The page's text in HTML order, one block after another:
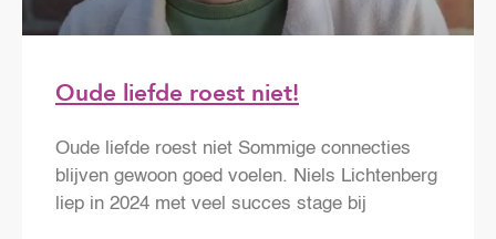
Oude liefde roest niet!
Oude liefde roest niet Sommige connecties
blijven gewoon goed voelen. Niels Lichtenberg
liep in 2024 met veel succes stage bij